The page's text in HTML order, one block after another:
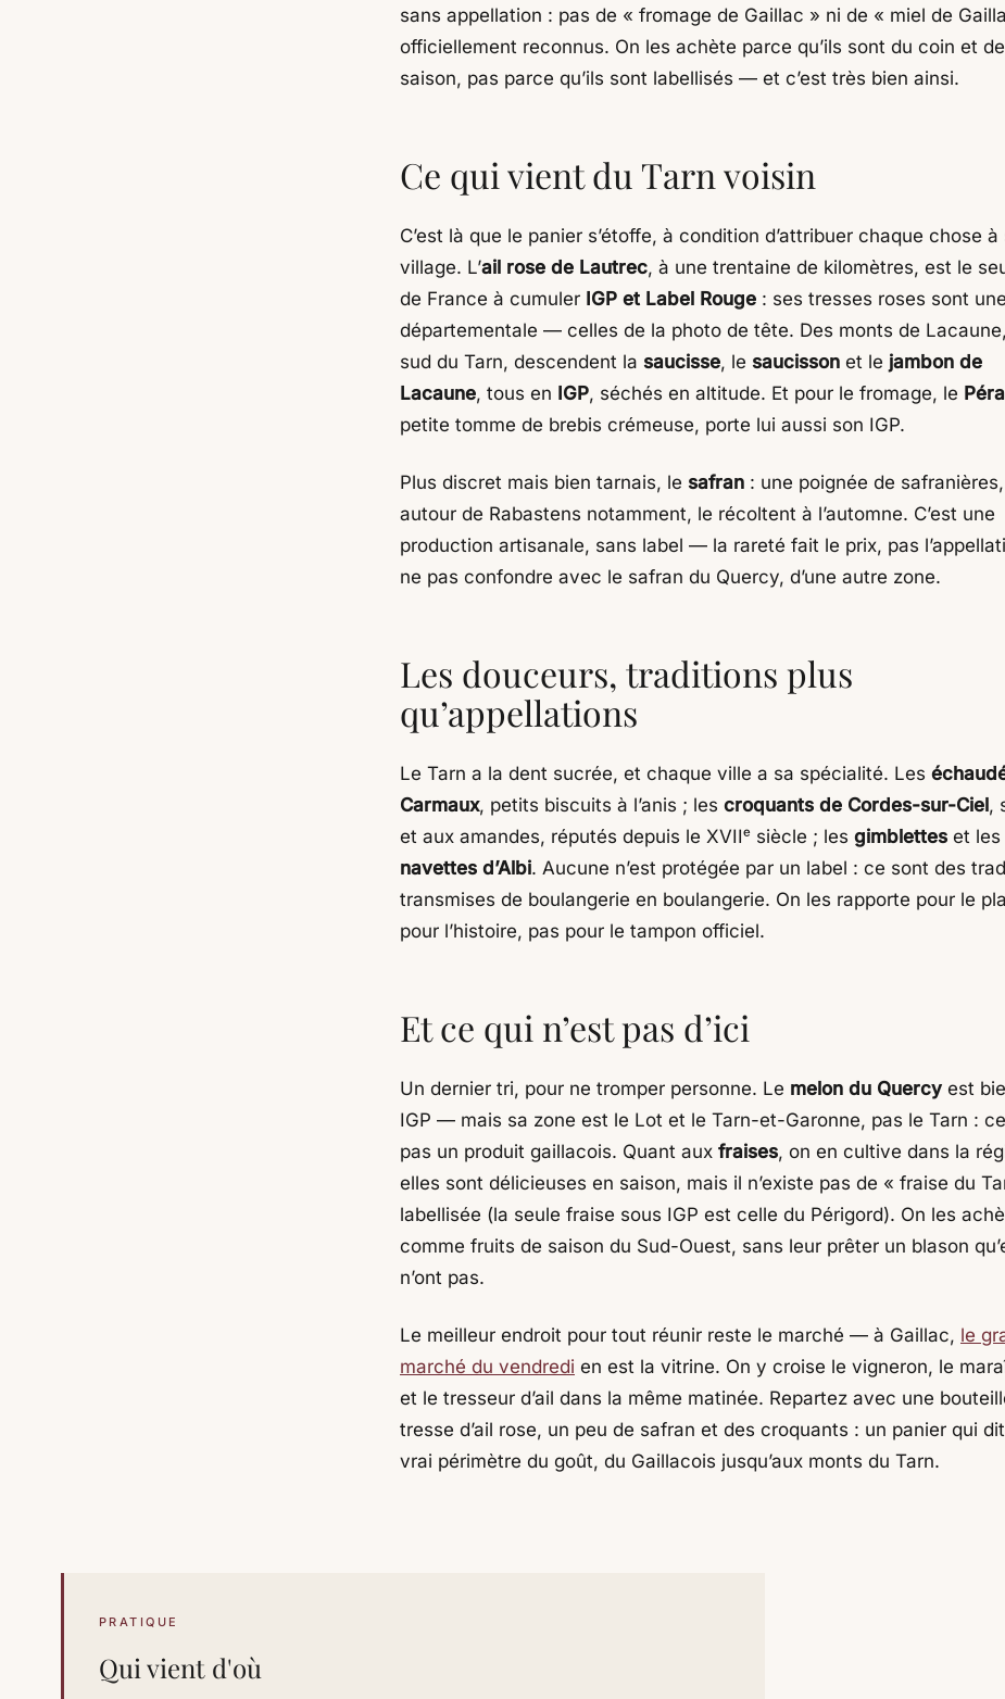
sans appellation : pas de « fromage de Gaillac » ni de « miel de
officiellement reconnus. On les achète parce qu’ils sont du coin et de
saison, pas parce qu’ils sont labellisés — et c’est très bien ainsi.
Ce qui vient du Tarn voisin
C’est là que le panier s’étoffe, à condition d’attribuer chaque chose à
village. L’ail rose de Lautrec, à une trentaine de kilomètres, est le
de France à cumuler IGP et Label Rouge : ses tresses roses sont
départementale — celles de la photo de tête. Des monts de
sud du Tarn, descendent la saucisse, le saucisson et le jambon de
Lacaune, tous en IGP, séchés en altitude. Et pour le fromage, le
petite tomme de brebis crémeuse, porte lui aussi son IGP.
Plus discret mais bien tarnais, le safran : une poignée de safranières,
autour de Rabastens notamment, le récoltent à l’automne. C’est une
production artisanale, sans label — la rareté fait le prix, pas
ne pas confondre avec le safran du Quercy, d’une autre zone.
Les douceurs, traditions plus
qu’appellations
Le Tarn a la dent sucrée, et chaque ville a sa spécialité. Les
Carmaux, petits biscuits à l’anis ; les croquants de Cordes-sur-Ciel ,
et aux amandes, réputés depuis le XVIIᵉ siècle ; les gimblettes et les
navettes d’Albi. Aucune n’est protégée par un label : ce sont des
transmises de boulangerie en boulangerie. On les rapporte pour le
pour l’histoire, pas pour le tampon officiel.
Et ce qui n’est pas d’ici
Un dernier tri, pour ne tromper personne. Le melon du Quercy est
IGP — mais sa zone est le Lot et le Tarn-et-Garonne, pas le Tarn : ce
pas un produit gaillacois. Quant aux fraises, on en cultive dans la
elles sont délicieuses en saison, mais il n’existe pas de « fraise du
labellisée (la seule fraise sous IGP est celle du Périgord). On les
comme fruits de saison du Sud-Ouest, sans leur prêter un blason
n’ont pas.
Le meilleur endroit pour tout réunir reste le marché — à Gaillac, le
marché du vendredi en est la vitrine. On y croise le vigneron, le
et le tresseur d’ail dans la même matinée. Repartez avec une
tresse d’ail rose, un peu de safran et des croquants : un panier qui
vrai périmètre du goût, du Gaillacois jusqu’aux monts du Tarn.
PRATIQUE
Qui vient d'où